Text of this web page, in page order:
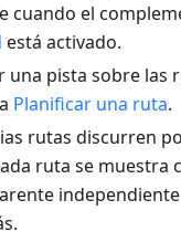
cuando el
está activado.
una pista sobre las
Planificar una ruta.
rutas discurren
ruta se muestra